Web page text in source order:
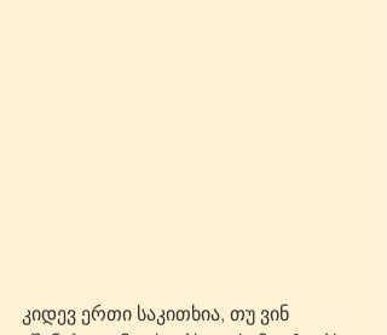
კიდევ ერთი საკითხია, თუ ვინ